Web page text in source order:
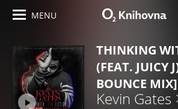
MENU
THINKING
(FEAT. JUICY
BOUNCE
Kevin Gates